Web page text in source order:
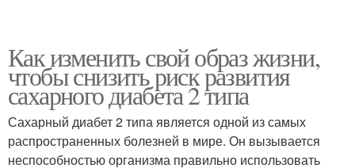
Как изменить свой образ жизни,
чтобы снизить риск развития
сахарного диабета 2 типа
Сахарный диабет 2 типа является одной из самых
распространенных болезней в мире. Он вызывается
неспособностью организма правильно использовать